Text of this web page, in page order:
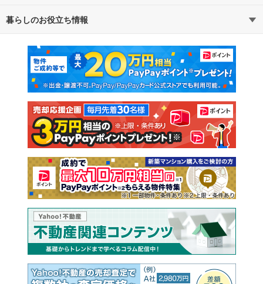
通勤・通学時間から探す
不動産・住宅
新築マンション 中古マンション
新築一戸建て 中古一戸建て
注文住宅 土地
売却査定
暮らしのお役立ち情報
マンションカタログ 教えて！住まいの先生